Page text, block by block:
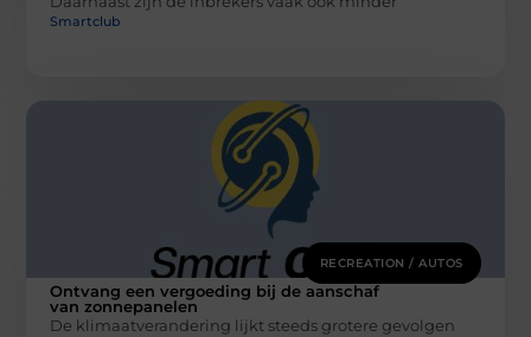
Smartclub
RECREATION / AUTOS
Ontvang een vergoeding bij de aanschaf
van zonnepanelen
De klimaatverandering lijkt steeds grotere gevolgen